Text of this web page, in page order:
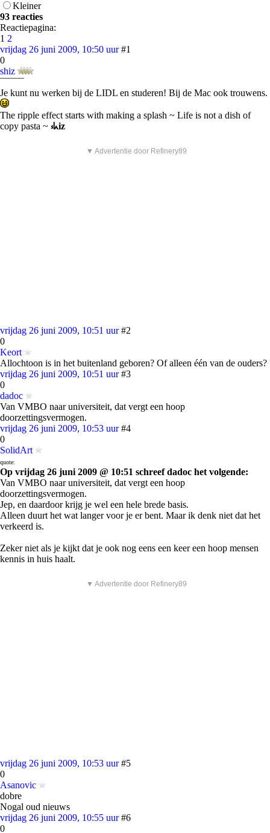
Kleiner
93 reacties
Reactiepagina:
1 2
vrijdag 26 juni 2009, 10:50 uur #1
0
shiz
¯¯¯¯¯
Je kunt nu werken bij de LIDL en studeren! Bij de Mac ook trouwens.
The ripple effect starts with making a splash ~ Life is not a dish of
copy pasta ~ ⳽ᖾiz
▼ Advertentie door Refinery89
vrijdag 26 juni 2009, 10:51 uur #2
0
Keort
Allochtoon is in het buitenland geboren? Of alleen één van de ouders?
vrijdag 26 juni 2009, 10:51 uur #3
0
dadoc
Van VMBO naar universiteit, dat vergt een hoop
doorzettingsvermogen.
vrijdag 26 juni 2009, 10:53 uur #4
0
SolidArt
quote:
Op vrijdag 26 juni 2009 @ 10:51 schreef dadoc het volgende:
Van VMBO naar universiteit, dat vergt een hoop
doorzettingsvermogen.
Jep, en daardoor krijg je wel een hele brede basis.
Alleen duurt het wat langer voor je er bent. Maar ik denk niet dat het
verkeerd is.
Zeker niet als je kijkt dat je ook nog eens een keer een hoop mensen
kennis in huis haalt.
▼ Advertentie door Refinery89
vrijdag 26 juni 2009, 10:53 uur #5
0
Asanovic
dobre
Nogal oud nieuws
vrijdag 26 juni 2009, 10:55 uur #6
0